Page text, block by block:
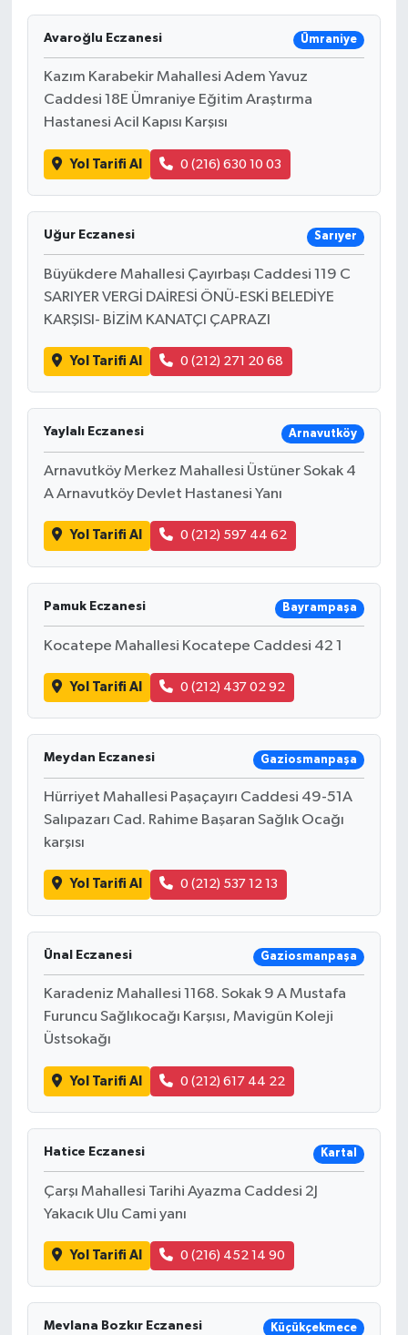
Avaroğlu Eczanesi Ümraniye
Kazım Karabekir Mahallesi Adem Yavuz
Caddesi 18E Ümraniye Eğitim Araştırma
Hastanesi Acil Kapısı Karşısı
Yol Tarifi Al 0 (216) 630 10 03
Uğur Eczanesi Sarıyer
Büyükdere Mahallesi Çayırbaşı Caddesi 119 C
SARIYER VERGİ DAİRESİ ÖNÜ-ESKİ BELEDİYE
KARŞISI- BİZİM KANATÇI ÇAPRAZI
Yol Tarifi Al 0 (212) 271 20 68
Yaylalı Eczanesi Arnavutköy
Arnavutköy Merkez Mahallesi Üstüner Sokak 4
A Arnavutköy Devlet Hastanesi Yanı
Yol Tarifi Al 0 (212) 597 44 62
Pamuk Eczanesi Bayrampaşa
Kocatepe Mahallesi Kocatepe Caddesi 42 1
Yol Tarifi Al 0 (212) 437 02 92
Meydan Eczanesi Gaziosmanpaşa
Hürriyet Mahallesi Paşaçayırı Caddesi 49-51A
Salıpazarı Cad. Rahime Başaran Sağlık Ocağı
karşısı
Yol Tarifi Al 0 (212) 537 12 13
Ünal Eczanesi Gaziosmanpaşa
Karadeniz Mahallesi 1168. Sokak 9 A Mustafa
Furuncu Sağlıkocağı Karşısı, Mavigün Koleji
Üstsokağı
Yol Tarifi Al 0 (212) 617 44 22
Hatice Eczanesi Kartal
Çarşı Mahallesi Tarihi Ayazma Caddesi 2J
Yakacık Ulu Cami yanı
Yol Tarifi Al 0 (216) 452 14 90
Mevlana Bozkır Eczanesi Küçükçekmece